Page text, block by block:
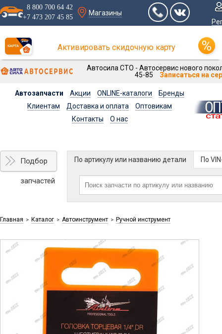
8 800 700 64 42
+7 473 207 45 85
Магазины
Активировать скидочную карту
Автосила СТО - Автосервис нового
45-85
Записаться на
Автозапчасти Акции ONLINE-каталоги
Бренды
Клиентам
Доставка и оплата
Оптовикам
Контакты
О нас
Подбор
запчастей
По артикулу или названию детали По
Главная > Каталог > Автоинструмент > Ручной инструмент